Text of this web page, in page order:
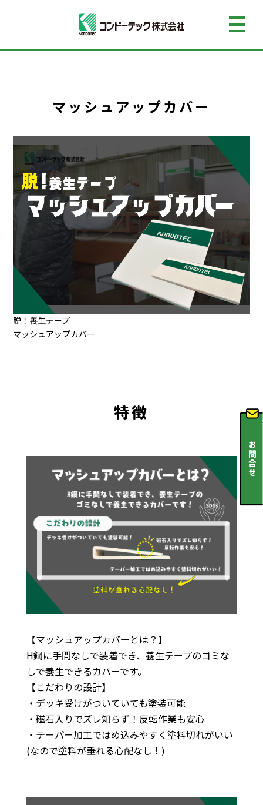
マッシュアップカバー
脱！養生テープ
マッシュアップカバー
特徴
【マッシュアップカバーとは？】
H鋼に手間なしで装着でき、養生テープのゴミな
しで養生できるカバーです。
【こだわりの設計】
・デッキ受けがついていても塗装可能
・磁石入りでズレ知らず！反転作業も安心
・テーパー加工ではめ込みやすく塗料切れがいい
(なので塗料が垂れる心配なし！)